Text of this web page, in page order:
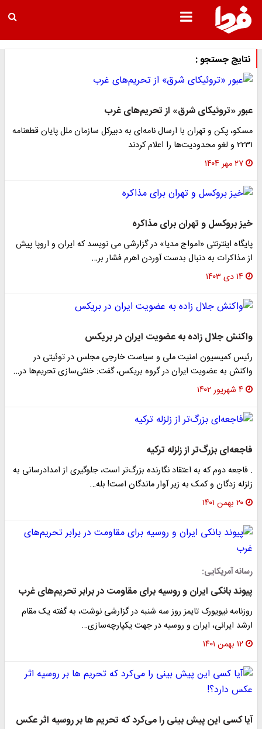
نتایج جستجو :
عبور «تروئیکای شرق» از تحریم‌های غرب
مسکو، پکن و تهران با ارسال نامه‌ای به دبیرکل سازمان ملل پایان قطعنامه
۲۲۳۱ و لغو محدودیت‌ها را اعلام کردند
۲۷ مهر ۱۴۰۴
خیز بروکسل و تهران برای مذاکره
پایگاه اینترنتی «امواج مدیا» در گزارشی می نویسد که ایران و اروپا پیش
از مذاکرات به دنبال بدست آوردن اهرم فشار بر…
۱۴ دی ۱۴۰۳
واکنش جلال زاده به عضویت ایران در بریکس
رئیس کمیسیون امنیت ملی و سیاست خارجی مجلس در توئیتی در
واکنش به عضویت ایران در گروه بریکس، گفت: خنثی‌سازی تحریم‌ها در…
۴ شهریور ۱۴۰۲
فاجعه‌ای بزرگ‌تر از زلزله ترکیه
. فاجعه دوم که به اعتقاد نگارنده بزرگ‌تر است، جلوگیری از امدادرسانی به
زلزله زدگان و کمک به زیر آوار ماندگان است! بله…
۲۰ بهمن ۱۴۰۱
رسانه آمریکایی:
پیوند بانکی ایران و روسیه برای مقاومت در برابر تحریم‌های غرب
روزنامه نیویورک تایمز روز سه شنبه در گزارشی نوشت، به گفته یک مقام
ارشد ایرانی، ایران و روسیه در جهت یکپارچه‌سازی…
۱۲ بهمن ۱۴۰۱
آیا کسی این پیش بینی را می‌کرد که تحریم ها بر روسیه اثر عکس